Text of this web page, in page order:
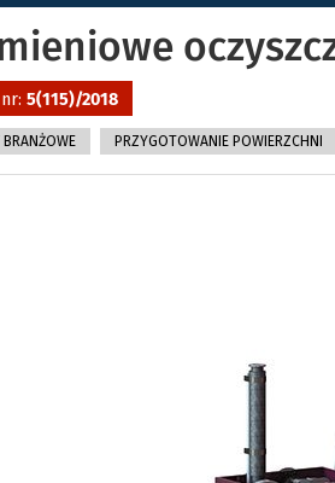
5(115)/2018
PRZYGOTOWANIE POWIERZCHNI